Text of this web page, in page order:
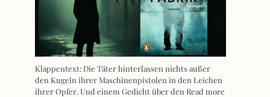
Klappentext: Die Täter hinterlassen nichts außer
den Kugeln ihrer Maschinenpistolen in den Leichen
ihrer Opfer. Und einem Gedicht über den Read more